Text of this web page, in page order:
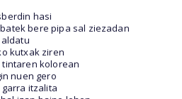
hasi
bere pipa sal ziezadan
kutxak ziren
kolorean
nuen gero
itzalita